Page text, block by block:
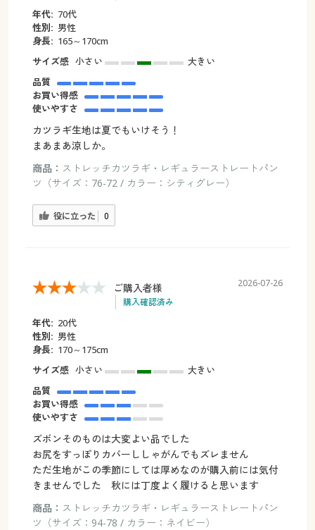
年代: 70代
性別: 男性
身長: 165～170cm
サイズ感 小さい
大きい
品質
お買い得感
使いやすさ
カツラギ生地は夏でもいけそう！
まあまあ涼しか。
商品： ストレッチカツラギ・レギュラーストレートパン
ツ（サイズ：76-72 / カラー：シティグレー）
役に立った 0
ご購入者様
購入確認済み
2026-07-26
年代: 20代
性別: 男性
身長: 170～175cm
サイズ感 小さい
大きい
品質
お買い得感
使いやすさ
ズボンそのものは大変よい品でした
お尻をすっぽりカバーししゃがんでもズレません
ただ生地がこの季節にしては厚めなのが購入前には気付
きませんでした 秋には丁度よく履けると思います
商品： ストレッチカツラギ・レギュラーストレートパン
ツ（サイズ：94-78 / カラー：ネイビー）